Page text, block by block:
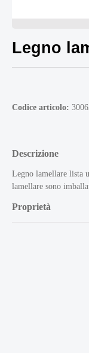
Legno
Codice articolo:
Descrizione
Legno lamellare lista
lamellare sono
Proprietà